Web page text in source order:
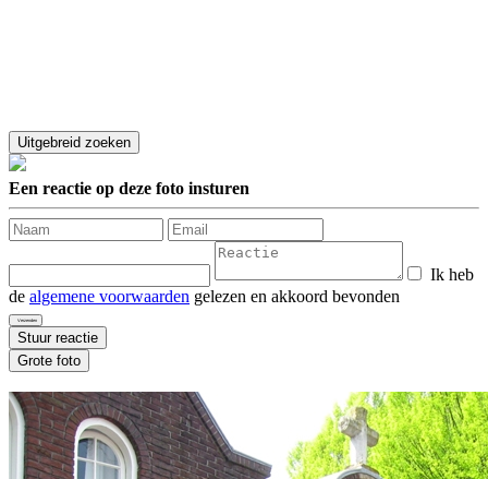
Een reactie op deze foto insturen
Ik heb
de algemene voorwaarden gelezen en akkoord bevonden